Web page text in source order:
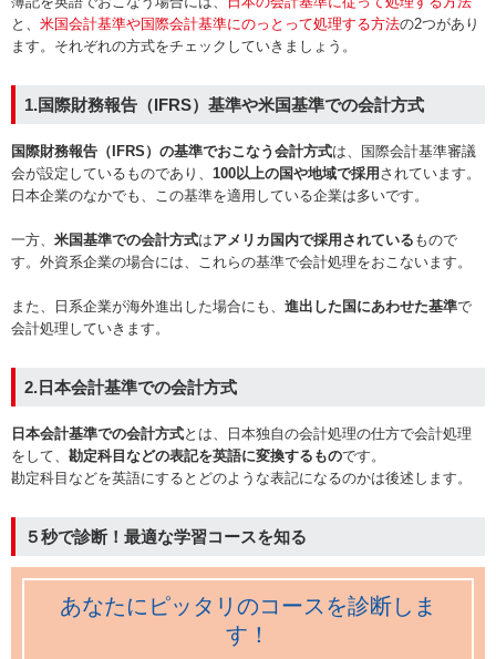
と、 米国会計基準や国際会計基準にのっとって処理する方法の2つがあり
ます。それぞれの方式をチェックしていきましょう。
1.国際財務報告（IFRS）基準や米国基準での会計方式
国際財務報告（IFRS）の基準でおこなう会計方式は、国際会計基準審議
会が設定しているものであり、 100以上の国や地域で採用されています。
日本企業のなかでも、この基準を適用している企業は多いです。
一方、 米国基準での会計方式はアメリカ国内で採用されている もので
す。外資系企業の場合には、これらの基準で会計処理をおこないます。
また、日系企業が海外進出した場合にも、 進出した国にあわせた基準で
会計処理していきます。
2.日本会計基準での会計方式
日本会計基準での会計方式とは、日本独自の会計処理の仕方で会計処理
をして、 勘定科目などの表記を英語に変換するものです。
勘定科目などを英語にするとどのような表記になるのかは後述します。
５秒で診断！最適な学習コースを知る
あなたにピッタリのコースを診断しま
す！